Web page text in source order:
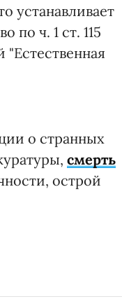
устанавливает
по ч. 1 ст. 115
о странных
смерть
острой